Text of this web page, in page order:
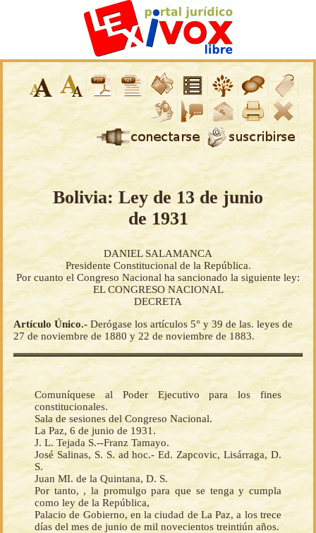
Bolivia: Ley de 13 de junio
de 1931
DANIEL SALAMANCA
Presidente Constitucional de la República.
Por cuanto el Congreso Nacional ha sancionado la siguiente ley:
EL CONGRESO NACIONAL
DECRETA
Artículo Único.- Derógase los artículos 5° y 39 de las. leyes de
27 de noviembre de 1880 y 22 de noviembre de 1883.
Comuníquese al Poder Ejecutivo para los fines
constitucionales.
Sala de sesiones del Congreso Nacional.
La Paz, 6 de junio de 1931.
J. L. Tejada S.--Franz Tamayo.
José Salinas, S. S. ad hoc.- Ed. Zapcovic, Lisárraga, D.
S.
Juan MI. de la Quintana, D. S.
Por tanto, , la promulgo para que se tenga y cumpla
como ley de la República,
Palacio de Gobierno, en la ciudad de La Paz, a los trece
días del mes de junio de mil novecientos treintiún años.